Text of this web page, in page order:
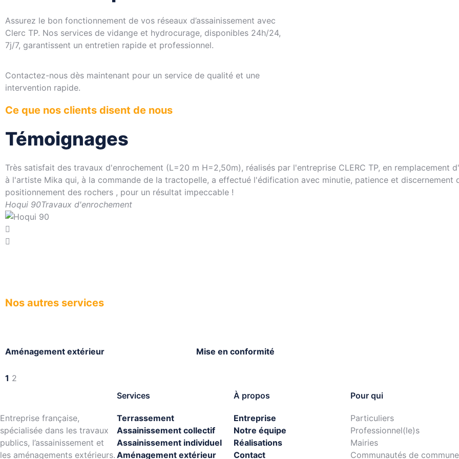
Assurez le bon fonctionnement de vos réseaux d’assainissement avec
Clerc TP. Nos services de vidange et hydrocurage, disponibles 24h/24,
7j/7, garantissent un entretien rapide et professionnel.
Contactez-nous dès maintenant pour un service de qualité et une
intervention rapide.
Ce que nos clients disent de nous
Témoignages
Très satisfait des travaux d'enrochement (L=20 m H=2,50m), réalisés par l'entreprise CLERC TP, en remplacement
à l'artiste Mika qui, à la commande de la tractopelle, a effectué l'édification avec minutie, patience et discernement
positionnement des rochers , pour un résultat impeccable !
Hoqui 90Travaux d'enrochement
Nos autres services
Aménagement extérieur Mise en conformité
1 2
Entreprise française,
spécialisée dans les travaux
publics, l’assainissement et
les aménagements extérieurs.
Services
Terrassement
Assainissement collectif
Assainissement individuel
Aménagement extérieur
À propos
Entreprise
Notre équipe
Réalisations
Contact
Pour qui
Particuliers
Professionnel(le)s
Mairies
Communautés de